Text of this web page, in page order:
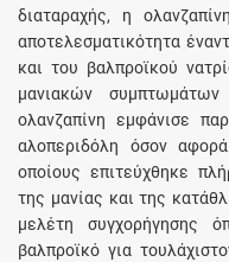
διαταραχής, η
αποτελεσματικότητα
και του βαλπροϊκού
μανιακών
ολανζαπίνη εμφάνισε
αλοπεριδόλη όσον
οποίους επιτεύχθηκε
της μανίας και της
μελέτη συγχορήγησης
βαλπροϊκό για